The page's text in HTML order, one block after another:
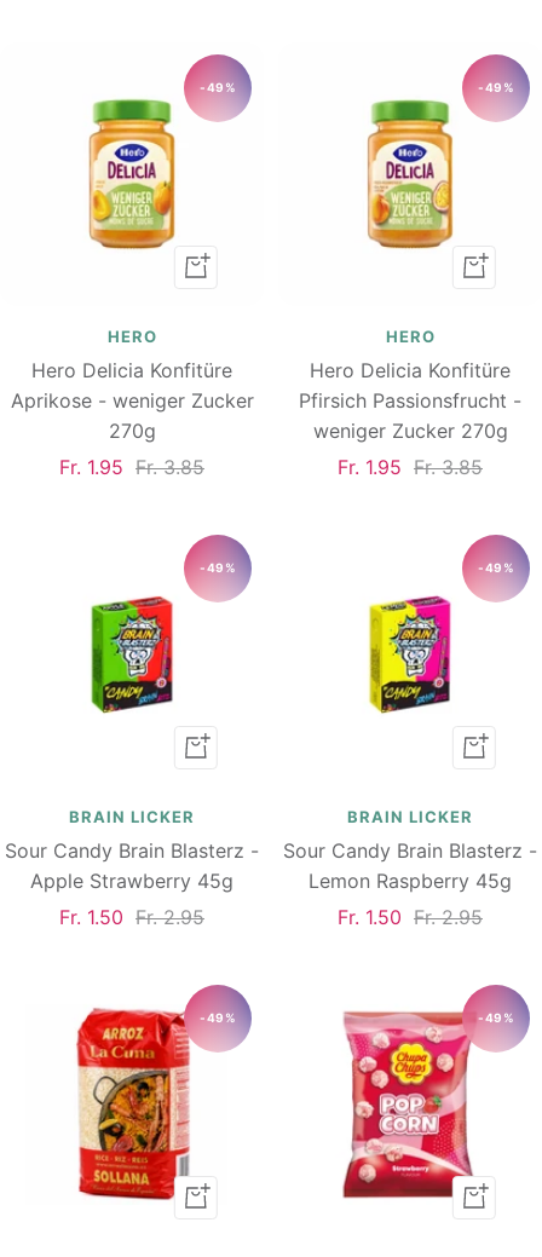
-49%
In
HERO
Hero Delicia Konfitüre
Aprikose - weniger Zucker
270g
Angebotspreis
Fr. 1.95 Regulärer
Fr. 3.85
-49%
In
HERO
Hero Delicia Konfitüre
Pfirsich Passionsfrucht -
weniger Zucker 270g
Angebotspreis
Fr. 1.95 Regulärer
Fr. 3.85
-49%
In
BRAIN LICKER
Sour Candy Brain Blasterz -
Apple Strawberry 45g
Angebotspreis
Fr. 1.50 Regulärer
Fr. 2.95
-49%
In
BRAIN LICKER
Sour Candy Brain Blasterz -
Lemon Raspberry 45g
Angebotspreis
Fr. 1.50 Regulärer
Fr. 2.95
-49%
In
-49%
In